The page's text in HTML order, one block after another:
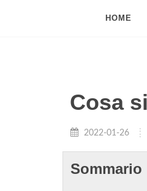
HOME
Cosa
2022-01-26
Sommario